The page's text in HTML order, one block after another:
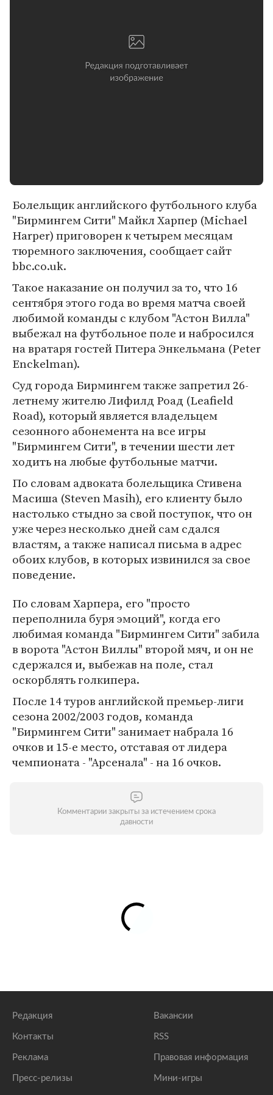
Болельщик английского футбольного клуба
"Бирмингем Сити" Майкл Харпер (Michael
Harper) приговорен к четырем месяцам
тюремного заключения, сообщает сайт
bbc.co.uk.
Такое наказание он получил за то, что 16
сентября этого года во время матча своей
любимой команды с клубом "Астон Вилла"
выбежал на футбольное поле и набросился
на вратаря гостей Питера Энкельмана (Peter
Enckelman).
Суд города Бирмингем также запретил 26-
летнему жителю Лифилд Роад (Leafield
Road), который является владельцем
сезонного абонемента на все игры
"Бирмингем Сити", в течении шести лет
ходить на любые футбольные матчи.
По словам адвоката болельщика Стивена
Масиша (Steven Masih), его клиенту было
настолько стыдно за свой поступок, что он
уже через несколько дней сам сдался
властям, а также написал письма в адрес
обоих клубов, в которых извинился за свое
поведение.
По словам Харпера, его "просто
переполнила буря эмоций", когда его
любимая команда "Бирмингем Сити" забила
в ворота "Астон Виллы" второй мяч, и он не
сдержался и, выбежав на поле, стал
оскорблять голкипера.
После 14 туров английской премьер-лиги
сезона 2002/2003 годов, команда
"Бирмингем Сити" занимает набрала 16
очков и 15-е место, отставая от лидера
чемпионата - "Арсенала" - на 16 очков.
Комментарии закрыты за истечением срока
давности
Редакция
Контакты
Реклама
Пресс-релизы
Вакансии
RSS
Правовая информация
Мини-игры